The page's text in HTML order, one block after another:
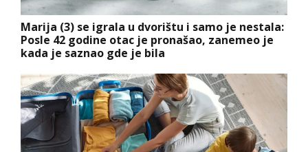
Marija (3) se igrala u dvorištu i samo je nestala:
Posle 42 godine otac je pronašao, zanemeo je
kada je saznao gde je bila